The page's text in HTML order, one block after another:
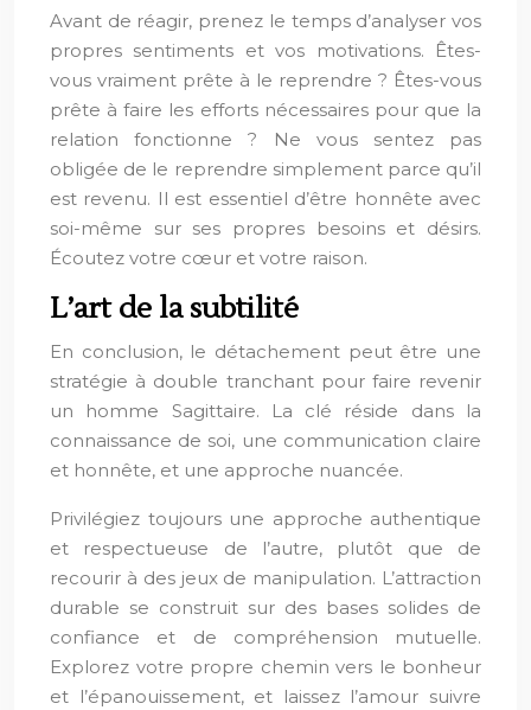
Avant de réagir, prenez le temps d’analyser vos
propres sentiments et vos motivations. Êtes-
vous vraiment prête à le reprendre ? Êtes-vous
prête à faire les efforts nécessaires pour que la
relation fonctionne ? Ne vous sentez pas
obligée de le reprendre simplement parce qu’il
est revenu. Il est essentiel d’être honnête avec
soi-même sur ses propres besoins et désirs.
Écoutez votre cœur et votre raison.
L’art de la subtilité
En conclusion, le détachement peut être une
stratégie à double tranchant pour faire revenir
un homme Sagittaire. La clé réside dans la
connaissance de soi, une communication claire
et honnête, et une approche nuancée.
Privilégiez toujours une approche authentique
et respectueuse de l’autre, plutôt que de
recourir à des jeux de manipulation. L’attraction
durable se construit sur des bases solides de
confiance et de compréhension mutuelle.
Explorez votre propre chemin vers le bonheur
et l’épanouissement, et laissez l’amour suivre